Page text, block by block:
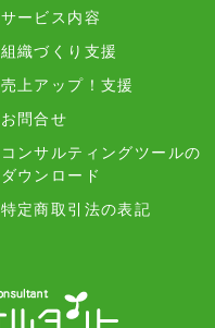
サービス内容
組織づくり支援
売上アップ！支援
お問合せ
コンサルティングツールの
ダウンロード
特定商取引法の表記